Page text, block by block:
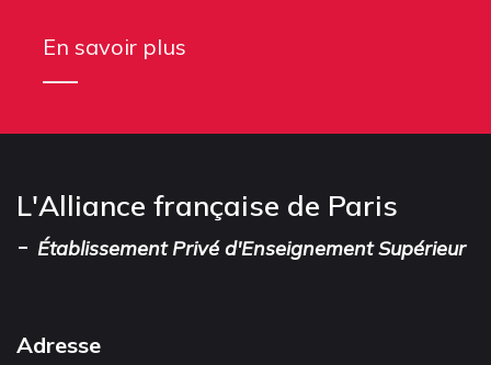
En savoir plus
L'Alliance française de Paris
- Établissement Privé d'Enseignement Supérieur
Adresse